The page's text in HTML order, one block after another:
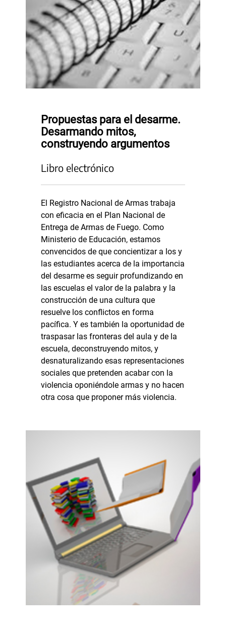
Propuestas para el desarme.
Desarmando mitos,
construyendo argumentos
Libro electrónico
El Registro Nacional de Armas trabaja
con eficacia en el Plan Nacional de
Entrega de Armas de Fuego. Como
Ministerio de Educación, estamos
convencidos de que concientizar a los y
las estudiantes acerca de la importancia
del desarme es seguir profundizando en
las escuelas el valor de la palabra y la
construcción de una cultura que
resuelve los conflictos en forma
pacífica. Y es también la oportunidad de
traspasar las fronteras del aula y de la
escuela, deconstruyendo mitos, y
desnaturalizando esas representaciones
sociales que pretenden acabar con la
violencia oponiéndole armas y no hacen
otra cosa que proponer más violencia.